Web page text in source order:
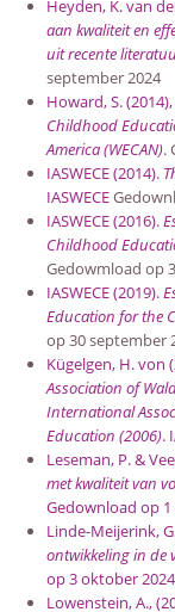
Heyden, K. van
aan kwaliteit en
uit recente
september 2024
Howard, S. (2014),
Childhood
America (WECAN).
IASWECE (2014).
IASWECE
IASWECE (2016).
Childhood
Gedowmload op
IASWECE (2019).
Education for the
op 30 september
Kügelgen, H. von
Association of
International
Education (2006).
Leseman, P. &
met kwaliteit van
Gedownload op
Linde-Meijerink,
ontwikkeling in de
op 3 oktober 2024
Lowenstein, A.,